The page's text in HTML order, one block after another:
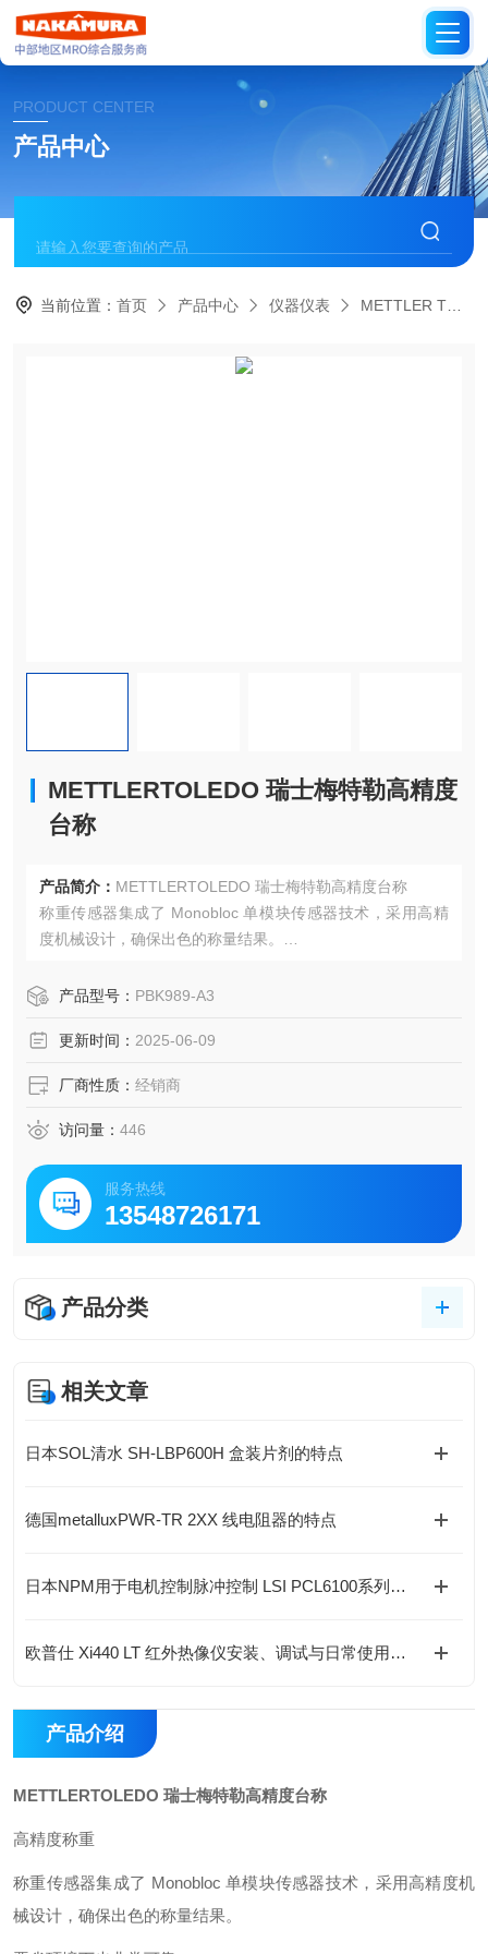
PRODUCT CENTER
产品中心
当前位置：首页 产品中心 仪器仪表 METTLER TOLEDO瑞士梅特勒
METTLERTOLEDO 瑞士梅特勒高精度
台称
产品简介： METTLERTOLEDO 瑞士梅特勒高精度台称
称重传感器集成了 Monobloc 单模块传感器技术，采用高精
度机械设计，确保出色的称量结果。
秤体设计坚固，确保高精度下的可靠称量。
业界优先的稳定时间,每秒高达 92 次更新,这一切让该秤成为
产品型号： PBK989-A3
更新时间： 2025-06-09
厂商性质： 经销商
访问量： 446
服务热线
13548726171
产品分类
相关文章
日本SOL清水 SH-LBP600H 盒装片剂的特点
德国metalluxPWR-TR 2XX 线电阻器的特点
日本NPM用于电机控制脉冲控制 LSI PCL6100系列的特点
欧普仕 Xi440 LT 红外热像仪安装、调试与日常使用说明
产品介绍
METTLERTOLEDO 瑞士梅特勒高精度台称
高精度称重
称重传感器集成了 Monobloc 单模块传感器技术，采用高精度机
械设计，确保出色的称量结果。